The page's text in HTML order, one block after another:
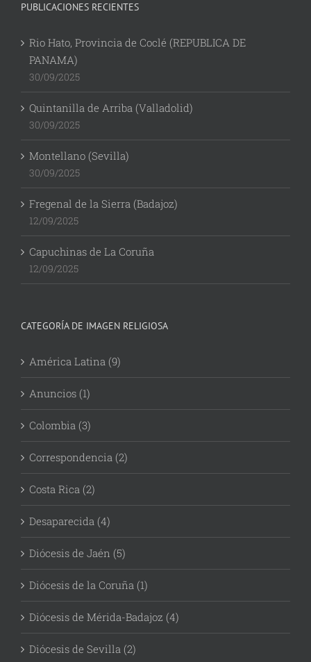
PUBLICACIONES RECIENTES
Rio Hato, Provincia de Coclé (REPUBLICA DE
PANAMA)
30/09/2025
Quintanilla de Arriba (Valladolid)
30/09/2025
Montellano (Sevilla)
30/09/2025
Fregenal de la Sierra (Badajoz)
12/09/2025
Capuchinas de La Coruña
12/09/2025
CATEGORÍA DE IMAGEN RELIGIOSA
América Latina (9)
Anuncios (1)
Colombia (3)
Correspondencia (2)
Costa Rica (2)
Desaparecida (4)
Diócesis de Jaén (5)
Diócesis de la Coruña (1)
Diócesis de Mérida-Badajoz (4)
Diócesis de Sevilla (2)